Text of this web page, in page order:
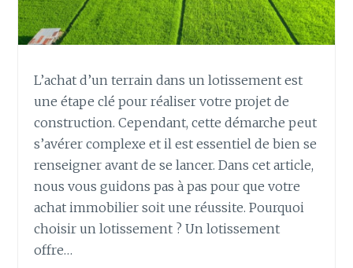
L’achat d’un terrain dans un lotissement est
une étape clé pour réaliser votre projet de
construction. Cependant, cette démarche peut
s’avérer complexe et il est essentiel de bien se
renseigner avant de se lancer. Dans cet article,
nous vous guidons pas à pas pour que votre
achat immobilier soit une réussite. Pourquoi
choisir un lotissement ? Un lotissement
offre…